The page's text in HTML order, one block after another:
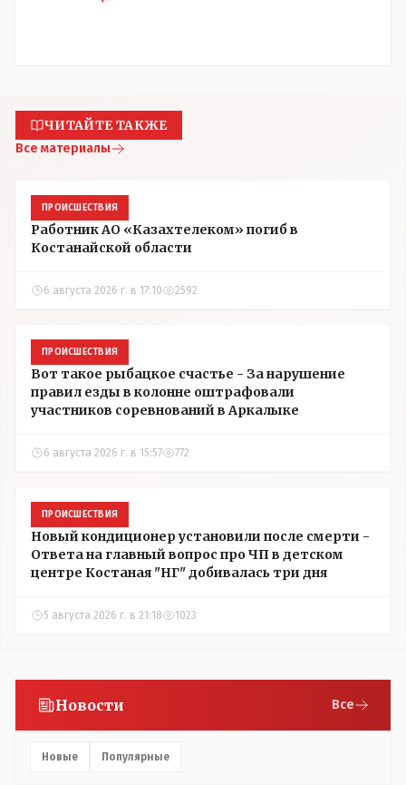
ЧИТАЙТЕ ТАКЖЕ
Все материалы
ПРОИСШЕСТВИЯ
Работник АО «Казахтелеком» погиб в
Костанайской области
6 августа 2026 г. в 17:10 2592
ПРОИСШЕСТВИЯ
Вот такое рыбацкое счастье - За нарушение
правил езды в колонне оштрафовали
участников соревнований в Аркалыке
6 августа 2026 г. в 15:57 772
ПРОИСШЕСТВИЯ
Новый кондиционер установили после смерти -
Ответа на главный вопрос про ЧП в детском
центре Костаная "НГ" добивалась три дня
5 августа 2026 г. в 21:18 1023
Новости Все
Новые Популярные